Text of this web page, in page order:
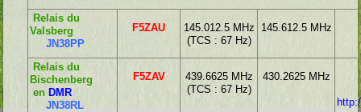
Relais du
Valsberg
JN38PP
F5ZAU
145.012.5 MHz
(TCS : 67 Hz)
145.612.5 MHz
Relais du
Bischenberg
enDMR
JN38RL
F5ZAV
439.6625 MHz
(TCS : 67 Hz)
430.2625 MHz